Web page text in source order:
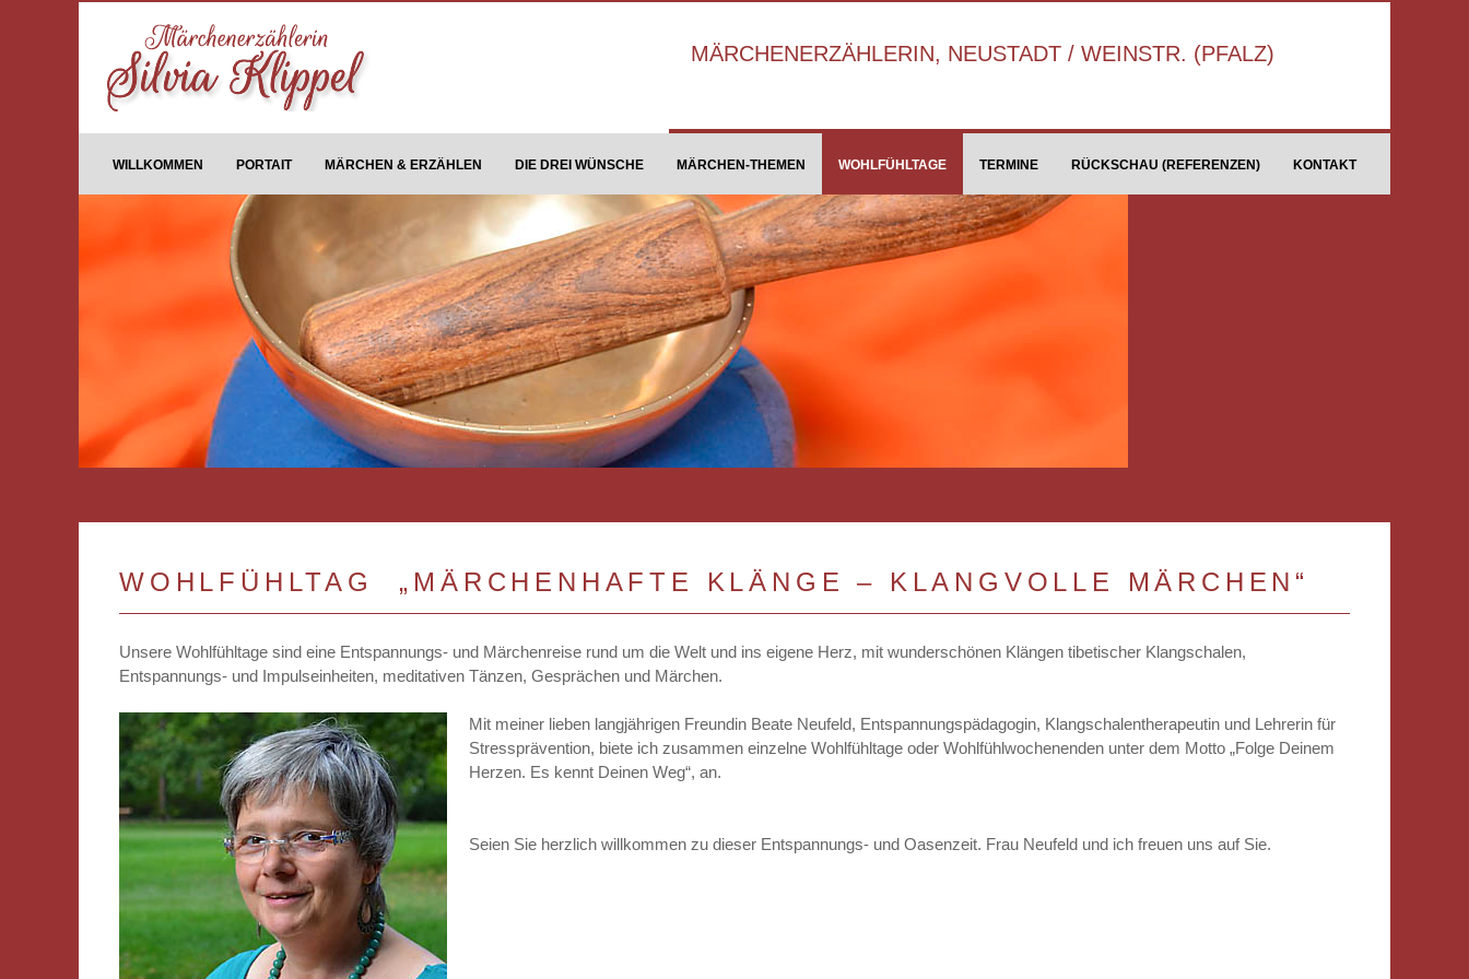
MÄRCHENERZÄHLERIN, NEUSTADT / WEINSTR. (PFALZ)
WILLKOMMEN PORTAIT MÄRCHEN & ERZÄHLEN DIE DREI WÜNSCHE MÄRCHEN-THEMEN WOHLFÜHLTAGE TERMINE RÜCKSCHAU (REFERENZEN) KONTAKT
WOHLFÜHLTAG „MÄRCHENHAFTE KLÄNGE – KLANGVOLLE MÄRCHEN“
Unsere Wohlfühltage sind eine Entspannungs- und Märchenreise rund um die Welt und ins eigene Herz, mit wunderschönen Klängen tibetischer Klangschalen,
Entspannungs- und Impulseinheiten, meditativen Tänzen, Gesprächen und Märchen.
Mit meiner lieben langjährigen Freundin Beate Neufeld, Entspannungspädagogin, Klangschalentherapeutin und Lehrerin für
Stressprävention, biete ich zusammen einzelne Wohlfühltage oder Wohlfühlwochenenden unter dem Motto „Folge Deinem
Herzen. Es kennt Deinen Weg“, an.
Seien Sie herzlich willkommen zu dieser Entspannungs- und Oasenzeit. Frau Neufeld und ich freuen uns auf Sie.